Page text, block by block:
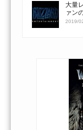
大量
ァン
2019/